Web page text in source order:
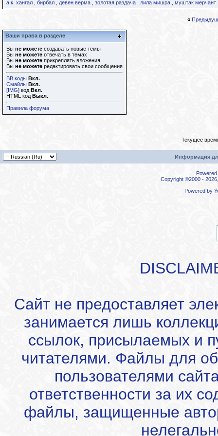
а.к. хангал
бирбал девен верма золотая раздача лила мишра муштак мерчант
«
Ваши права в разделе
Вы не можете создавать новые темы
Вы не можете отвечать в темах
Вы не можете прикреплять вложения
Вы не можете редактировать свои сообщения
BB коды Вкл.
Смайлы Вкл.
[IMG] код Вкл.
HTML код Выкл.
Правила форума
Текущее
Информация
Copyright ©2000 -
Powered by
Сайт не предоставляет
занимается лишь
ссылок, присылаемых и
читателями. Файлы для
пользователями
ответственности за их
файлы, защищенные